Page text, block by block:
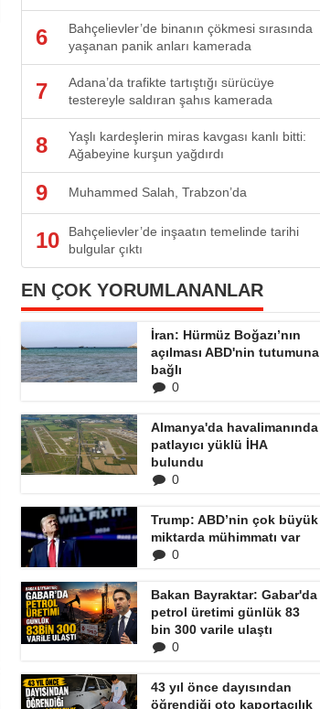
6
Bahçelievler’de binanın çökmesi sırasında
yaşanan panik anları kamerada
7
Adana’da trafikte tartıştığı sürücüye
testereyle saldıran şahıs kamerada
8
Yaşlı kardeşlerin miras kavgası kanlı bitti:
Ağabeyine kurşun yağdırdı
9 Muhammed Salah, Trabzon’da
10
Bahçelievler’de inşaatın temelinde tarihi
bulgular çıktı
EN ÇOK YORUMLANANLAR
İran: Hürmüz Boğazı’nın
açılması ABD'nin tutumuna
bağlı
0
Almanya'da havalimanında
patlayıcı yüklü İHA
bulundu
0
Trump: ABD’nin çok büyük
miktarda mühimmatı var
0
Bakan Bayraktar: Gabar'da
petrol üretimi günlük 83
bin 300 varile ulaştı
0
43 yıl önce dayısından
öğrendiği oto kaportacılık